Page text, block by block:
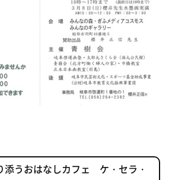
添うおはなしカフェ ケ・セラ・